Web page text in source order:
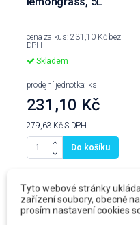
cena za kus: 231,10 Kč bez
DPH
Skladem
prodejní jednotka: ks
231,10 Kč
279,63 KčS DPH
Do košíku
Produkty ve
Tyto webové stránky
zařízení soubory, obecně
prosím nastavení cookies